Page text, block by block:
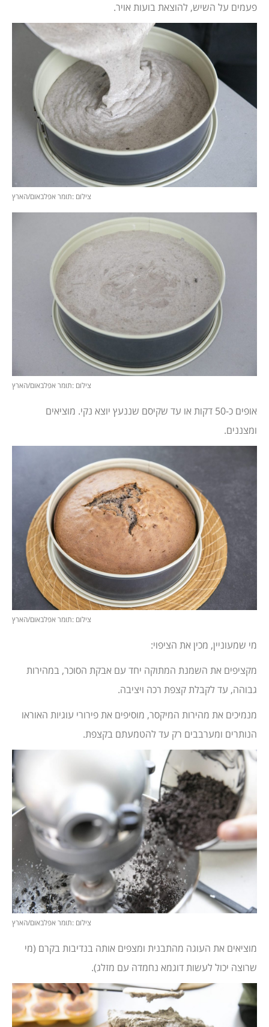
פעמים על השיש, להוצאת בועות אויר.
צילום :תומר אפלבאום/הארץ
צילום :תומר אפלבאום/הארץ
אופים כ-50 דקות או עד שקיסם שננעץ יוצא נקי. מוציאים
ומצננים.
צילום :תומר אפלבאום/הארץ
מי שמעוניין, מכין את הציפוי:
מקציפים את השמנת המתוקה יחד עם אבקת הסוכר, במהירות
גבוהה, עד לקבלת קצפת רכה ויציבה.
מנמיכים את מהירות המיקסר, מוסיפים את פירורי עוגיות האוראו
הנותרים ומערבבים רק עד להטמעתם בקצפת.
צילום :תומר אפלבאום/הארץ
מוציאים את העוגה מהתבנית ומצפים אותה בנדיבות בקרם (מי
שרוצה יכול לעשות דוגמא נחמדה עם מזלג).